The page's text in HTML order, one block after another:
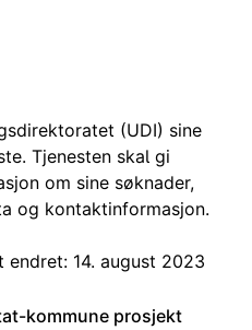
(UDI) sine
Tjenesten skal gi
om sine søknader,
og kontaktinformasjon.
endret: 14. august 2023
kommune prosjekt